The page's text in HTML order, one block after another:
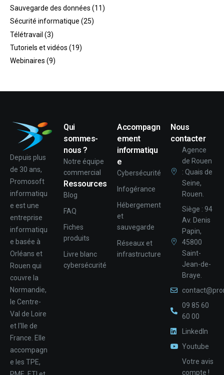
Sauvegarde des données (11)
Sécurité informatique (25)
Télétravail (3)
Tutoriels et vidéos (19)
Webinaires (9)
Depuis plus
de 30 ans,
Promosoft
informatiqu
e est une
entreprise
informatiqu
e basée à
Orléans et
Rouen qui
couvre la
Normandie,
le Centre-
Val de Loire
et l'Ile de
France. Elle
accompagn
e les TPE,
Qui
sommes-
nous ?
Notre équipe
commercial
Ressources
Blog
FAQ
Fiches
produits
Livre blanc
cybersécurité
Accompagn
ement
informatiqu
e
Cybersécurité
Infogérance
Hébergement
et
sauvegarde
Réseaux et
infrastructure
Nous
contacter
Agence
de Rouen
: Quais de
Seine,
Rouen.
Siège : 94
Av. Denis
Papin,
45800
Saint-
Jean-de-
Braye.
09 85 60
60 00
LinkedIn
Youtube
Votre avis
compte !